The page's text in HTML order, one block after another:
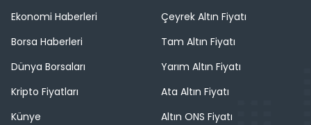
Ekonomi Haberleri
Borsa Haberleri
Dünya Borsaları
Kripto Fiyatları
Künye
Çeyrek Altın Fiyatı
Tam Altın Fiyatı
Yarım Altın Fiyatı
Ata Altın Fiyatı
Altın ONS Fiyatı